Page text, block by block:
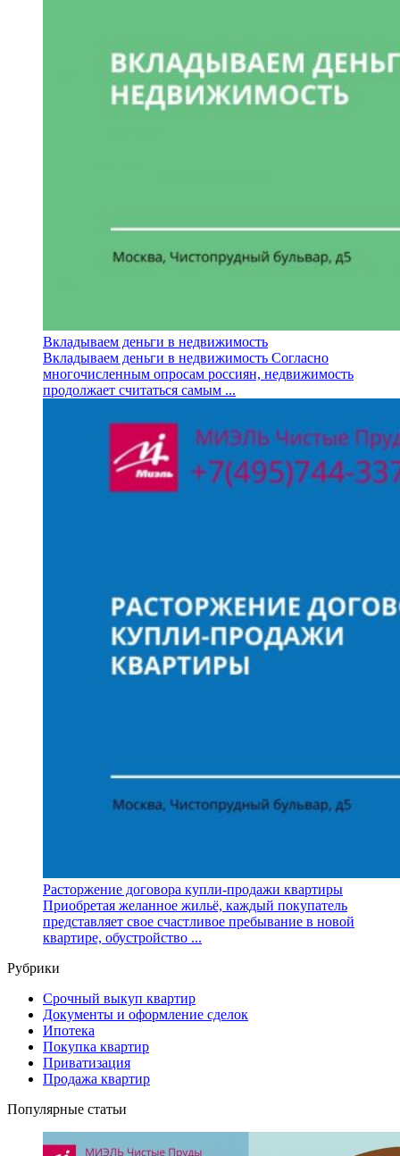
Вкладываем деньги в недвижимость
Вкладываем деньги в недвижимость Согласно
многочисленным опросам россиян, недвижимость
продолжает считаться самым ...
Расторжение договора купли-продажи квартиры
Приобретая желанное жильё, каждый покупатель
представляет свое счастливое пребывание в новой
квартире, обустройство ...
Рубрики
Cрочный выкуп квартир
Документы и оформление сделок
Ипотека
Покупка квартир
Приватизация
Продажа квартир
Популярные статьи